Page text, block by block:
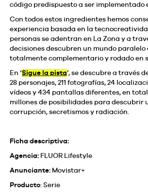
código predispuesto a ser implementado
Con todos estos ingredientes hemos
experiencia basada en la
personas se adentran en La Zona y a
decisiones descubren un mundo paralelo
totalmente complementario y rodado en
En ‘Sigue la pista’, se descubre a través
28 personajes, 211 fotografías, 24
vídeos y 434 pantallas diferentes, en
millones de posibilidades para descubrir
corrupción, secretismos y radiación.
Ficha descriptiva:
Agencia: FLUOR Lifestyle
Anunciante: Movistar+
Producto:Serie